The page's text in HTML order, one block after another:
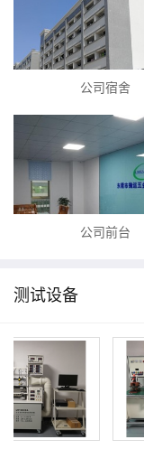
公司宿舍
公司前台
测试设备